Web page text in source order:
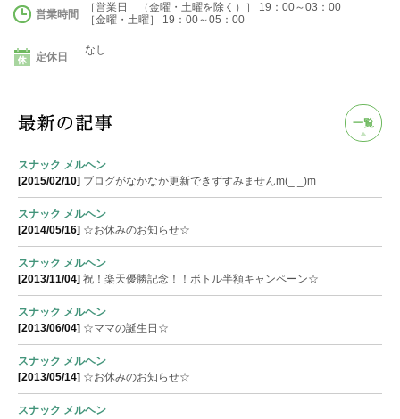
営業時間
［営業日 （金曜・土曜を除く）］ 19：00～03：00
［金曜・土曜］ 19：00～05：00
定休日
なし
一覧
スナック メルヘン
[2015/02/10] ブログがなかなか更新できずすみませんm(_ _)m
スナック メルヘン
[2014/05/16] ☆お休みのお知らせ☆
スナック メルヘン
[2013/11/04] 祝！楽天優勝記念！！ボトル半額キャンペーン☆
スナック メルヘン
[2013/06/04] ☆ママの誕生日☆
スナック メルヘン
[2013/05/14] ☆お休みのお知らせ☆
スナック メルヘン